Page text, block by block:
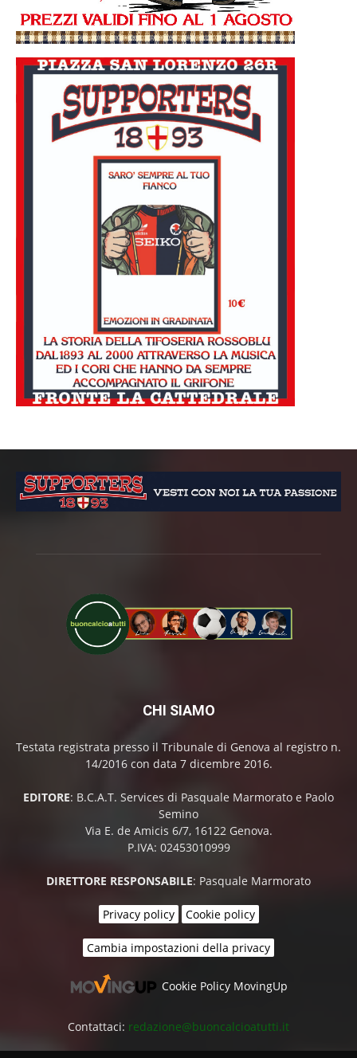
CHI SIAMO
Testata registrata presso il Tribunale di Genova al registro n.
14/2016 con data 7 dicembre 2016.
EDITORE: B.C.A.T. Services di Pasquale Marmorato e Paolo
Semino
Via E. de Amicis 6/7, 16122 Genova.
P.IVA: 02453010999
DIRETTORE RESPONSABILE: Pasquale Marmorato
Privacy policy Cookie policy
Cambia impostazioni della privacy
Cookie Policy MovingUp
Contattaci: redazione@buoncalcioatutti.it